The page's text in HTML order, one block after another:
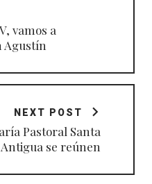
vamos a
Agustín
NEXT POST
Pastoral Santa
se reúnen